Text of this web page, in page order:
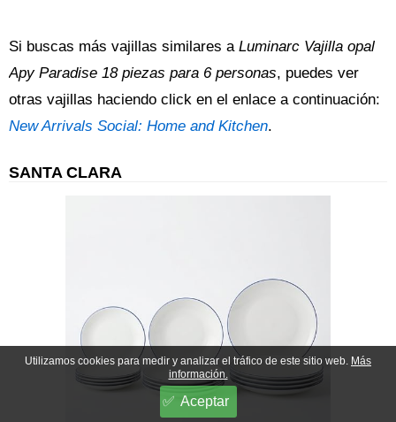
Si buscas más vajillas similares a Luminarc Vajilla opal
Apy Paradise 18 piezas para 6 personas, puedes ver
otras vajillas haciendo click en el enlace a continuación:
New Arrivals Social: Home and Kitchen.
SANTA CLARA
Utilizamos cookies para medir y analizar el tráfico de este sitio web. Más
información.
Aceptar